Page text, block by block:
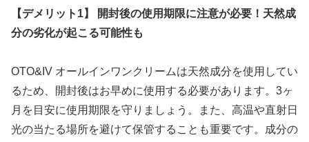
【デメリット1】 開封後の使用期限に注意が必要！天然成
分の劣化が起こる可能性も
OTO&IV オールインワンクリームは天然成分を使用してい
るため、開封後はお早めに使用する必要があります。3ヶ
月を目安に使用期限を守りましょう。また、高温や直射日
光の当たる場所を避けて保管することも重要です。成分の